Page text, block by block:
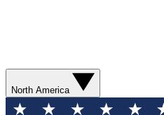
North America